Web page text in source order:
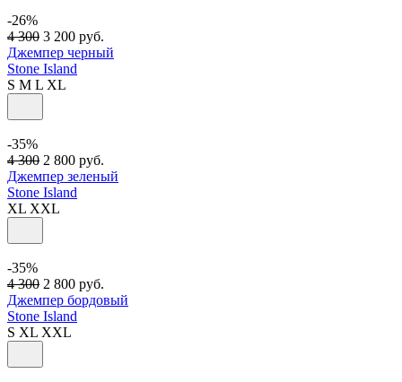
-26%
4 300 3 200 руб.
Джемпер черный
Stone Island
S M L XL
-35%
4 300 2 800 руб.
Джемпер зеленый
Stone Island
XL XXL
-35%
4 300 2 800 руб.
Джемпер бордовый
Stone Island
S XL XXL